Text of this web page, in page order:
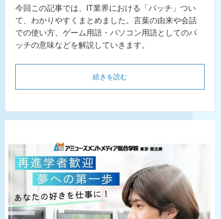
今回この記事では、IT業界における「パッチ」つい
て、わかりやすくまとめました。言葉の由来や会話
での使い方、ゲーム用語・パソコン用語としてのパ
ッチの意味などを解説していきます。
続きを読む